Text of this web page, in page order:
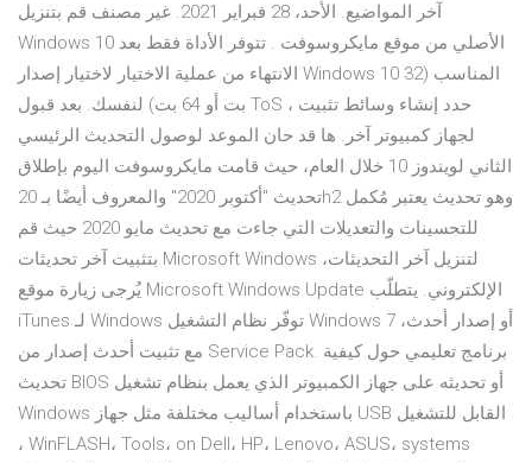
آخر المواضيع. الأحد، 28 فبراير 2021. غير مصنف قم بتنزيل
Windows 10 الأصلي من موقع مايكروسوفت . تتوفر الأداة فقط بعد
الانتهاء من عملية الاختيار لاختيار إصدار Windows 10 المناسب (32
بت أو 64 بت) لنفسك. بعد قبول ToS ، حدد إنشاء وسائط تثبيت
لجهاز كمبيوتر آخر. ها قد حان الموعد لوصول التحديث الرئيسي
الثاني لويندوز 10 خلال العام، حيث قامت مايكروسوفت اليوم بإطلاق
تحديث "أكتوبر 2020" والمعروف أيضًا بـ 20h2 وهو تحديث يعتبر مُكمل
للتحسينات والتعديلات التي جاءت مع تحديث مايو 2020 حيث قم
بتثبيت آخر تحديثات Microsoft Windows لتنزيل آخر التحديثات،
يُرجى زيارة موقع Microsoft Windows Update الإلكتروني. يتطلّب
iTunes لـ Windows توفّر نظام التشغيل Windows 7 أو إصدار أحدث،
مع تثبيت أحدث إصدار من Service Pack. برنامج تعليمي حول كيفية
تحديث BIOS أو تحديثه على جهاز الكمبيوتر الذي يعمل بنظام تشغيل
Windows باستخدام أساليب مختلفة مثل جهاز USB القابل للتشغيل
، WinFLASH، Tools، on Dell، HP، Lenovo، ASUS، systems